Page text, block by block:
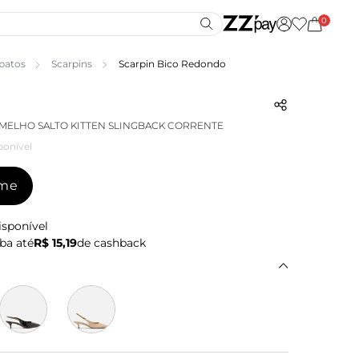
0
Scarpins Scarpin Bico Redondo
SALTO KITTEN SLINGBACK CORRENTE
atéR$ 15,19de cashback